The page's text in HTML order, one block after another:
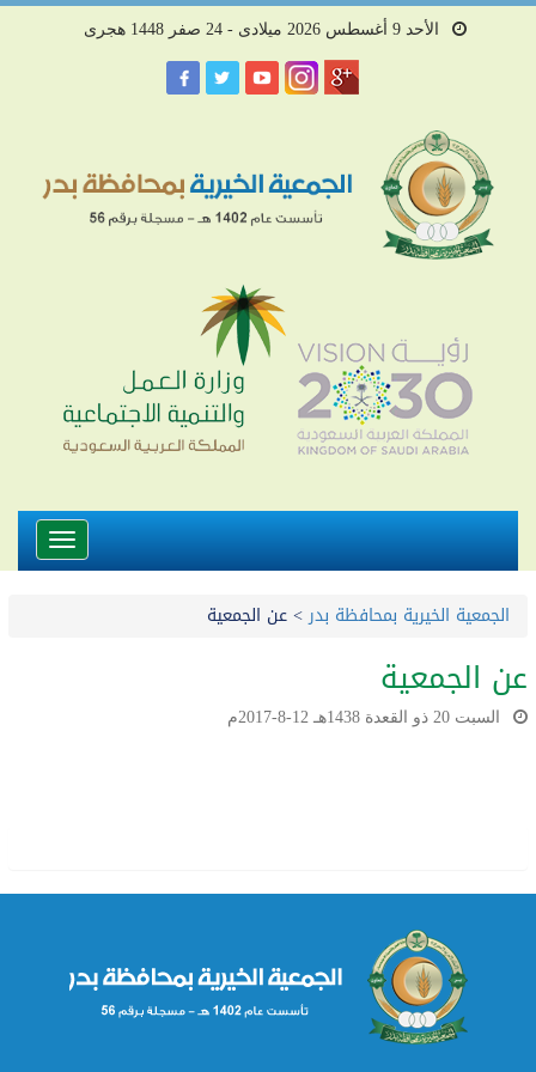
الأحد 9 أغسطس 2026 ميلادى - 24 صفر 1448 هجرى
Toggle
الجمعية الخيرية بمحافظة بدر>عن الجمعية
عن الجمعية
السبت 20 ذو القعدة 1438هـ 12-8-2017م